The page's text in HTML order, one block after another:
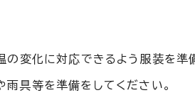
の変化に対応できるよう服装を準
具等を準備をしてください。